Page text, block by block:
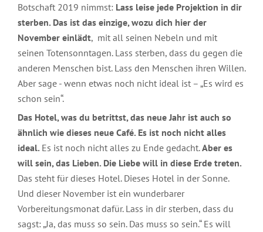
Botschaft 2019 nimmst: Lass leise jede Projektion in dir
sterben. Das ist das einzige, wozu dich hier der
November einlädt, mit all seinen Nebeln und mit
seinen Totensonntagen. Lass sterben, dass du gegen die
anderen Menschen bist. Lass den Menschen ihren Willen.
Aber sage - wenn etwas noch nicht ideal ist – „Es wird es
schon sein“.
Das Hotel, was du betrittst, das neue Jahr ist auch so
ähnlich wie dieses neue Café. Es ist noch nicht alles
ideal. Es ist noch nicht alles zu Ende gedacht.Aber es
will sein, das Lieben. Die Liebe will in diese Erde treten.
Das steht für dieses Hotel. Dieses Hotel in der Sonne.
Und dieser November ist ein wunderbarer
Vorbereitungsmonat dafür. Lass in dir sterben, dass du
sagst: „Ja, das muss so sein. Das muss so sein.“ Es will